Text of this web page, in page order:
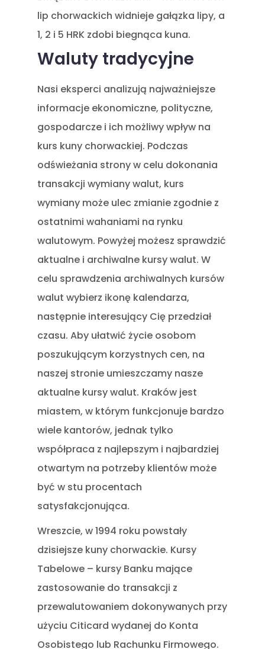
lip chorwackich widnieje gałązka lipy, a
1, 2 i 5 HRK zdobi biegnąca kuna.
Waluty tradycyjne
Nasi eksperci analizują najważniejsze
informacje ekonomiczne, polityczne,
gospodarcze i ich możliwy wpływ na
kurs kuny chorwackiej. Podczas
odświeżania strony w celu dokonania
transakcji wymiany walut, kurs
wymiany może ulec zmianie zgodnie z
ostatnimi wahaniami na rynku
walutowym. Powyżej możesz sprawdzić
aktualne i archiwalne kursy walut. W
celu sprawdzenia archiwalnych kursów
walut wybierz ikonę kalendarza,
następnie interesujący Cię przedział
czasu. Aby ułatwić życie osobom
poszukującym korzystnych cen, na
naszej stronie umieszczamy nasze
aktualne kursy walut. Kraków jest
miastem, w którym funkcjonuje bardzo
wiele kantorów, jednak tylko
współpraca z najlepszym i najbardziej
otwartym na potrzeby klientów może
być w stu procentach
satysfakcjonująca.
Wreszcie, w 1994 roku powstały
dzisiejsze kuny chorwackie. Kursy
Tabelowe – kursy Banku mające
zastosowanie do transakcji z
przewalutowaniem dokonywanych przy
użyciu Citicard wydanej do Konta
Osobistego lub Rachunku Firmowego.